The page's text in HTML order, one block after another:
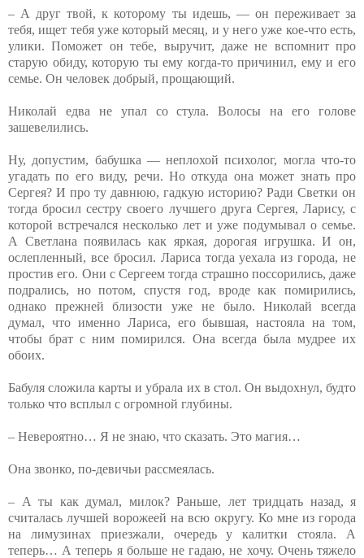
– А друг твой, к которому ты идешь, — он переживает за
тебя, ищет тебя уже который месяц, и у него уже кое-что есть,
улики. Поможет он тебе, выручит, даже не вспомнит про
старую обиду, которую ты ему когда-то причинил, ему и его
семье. Он человек добрый, прощающий.
Николай едва не упал со стула. Волосы на его голове
зашевелились.
Ну, допустим, бабушка — неплохой психолог, могла что-то
угадать по его виду, речи. Но откуда она может знать про
Сергея? И про ту давнюю, гадкую историю? Ради Светки он
тогда бросил сестру своего лучшего друга Сергея, Ларису, с
которой встречался несколько лет и уже подумывал о семье.
А Светлана появилась как яркая, дорогая игрушка. И он,
ослепленный, все бросил. Лариса тогда уехала из города, не
простив его. Они с Сергеем тогда страшно поссорились, даже
подрались, но потом, спустя год, вроде как помирились,
однако прежней близости уже не было. Николай всегда
думал, что именно Лариса, его бывшая, настояла на том,
чтобы брат с ним помирился. Она всегда была мудрее их
обоих.
Бабуля сложила карты и убрала их в стол. Он выдохнул, будто
только что всплыл с огромной глубины.
– Невероятно… Я не знаю, что сказать. Это магия…
Она звонко, по-девичьи рассмеялась.
– А ты как думал, милок? Раньше, лет тридцать назад, я
считалась лучшей ворожеей на всю округу. Ко мне из города
на лимузинах приезжали, очередь у калитки стояла. А
теперь… А теперь я больше не гадаю, не хочу. Очень тяжело